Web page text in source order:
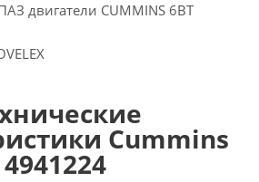
двигатели CUMMINS 6BT
Cummins
4941224